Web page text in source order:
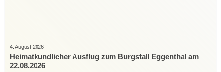
4. August 2026
Heimatkundlicher Ausflug zum Burgstall Eggenthal am
22.08.2026